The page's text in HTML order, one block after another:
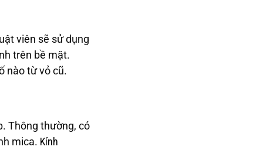
viên sẽ sử dụng
trên bề mặt.
nào từ vỏ cũ.
Thông thường, có
mica. Kính